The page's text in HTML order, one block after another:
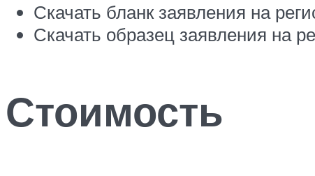
Скачать бланк заявления на
Скачать образец заявления на
Стоимость